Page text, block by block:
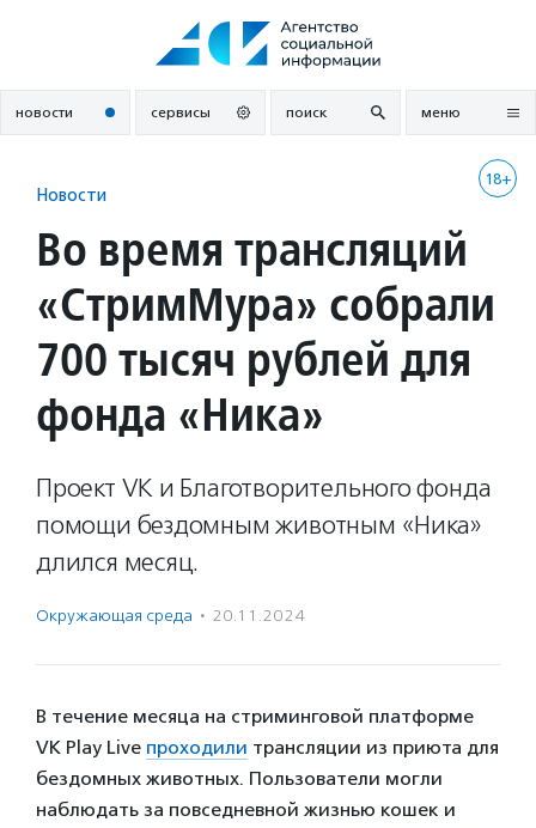
новости сервисы поиск меню
18+
Новости
Во время трансляций
«СтримМура» собрали
700 тысяч рублей для
фонда «Ника»
Проект VK и Благотворительного фонда
помощи бездомным животным «Ника»
длился месяц.
Окружающая среда · 20.11.2024
В течение месяца на стриминговой платформе
VK Play Live проходили трансляции из приюта для
бездомных животных. Пользователи могли
наблюдать за повседневной жизнью кошек и